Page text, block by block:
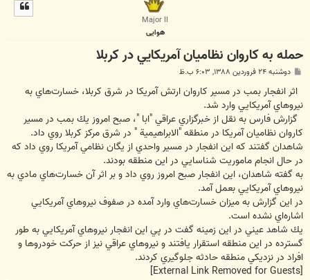
Major II
هوایی
حمله به كاروان نظاميان آمريكايي در كربلا
ت
دوشنبه ۲۴ فروردین ۱۳۸۸, ۶:۰۳ ب.ظ
اثر انفجار بمب در مسير كاروان ارتش آمريكا در شرق كربلا، خسارت‌هاي به
نيروهاي آمريكايي وارد شد.
گزارش فارس به نقل از خبرگزاري عراقي "ابا "، صبح امروز يك بمب در مسير
كاروان نظاميان آمريكا در منطقه "الابراهيمية " در شرق مركز كربلا روي داد.
شاهدان گفتند كه اين انفجار در مسير واحدي از يگان نظامي آمريكا روي داد كه
در حال انجام ماموريت شناسايي در اين منطقه بودند.
به گفته شاهدان، اين انفجار صبح امروز روي داد و بر اثر آن خسارت‌هاي مادي به
نيروهاي آمريكايي بعمل آمد.
در اين گزارش به ميزان خسارت‌هاي وارد آمده در صفوف نيروهاي آمريكايي
اشاره‌اي نشده است.
يك شاهد عيني در اين زمينه گفت در پي اين انفجار نيروهاي آمريكايي به طور
گسترده در اين منطقه استقرار يافتند و نيروهاي عراقي نيز از حركت خودروها و
افراد در نزديكي منطقه حادثه جلوگيري كردند.
[External Link Removed for Guests]